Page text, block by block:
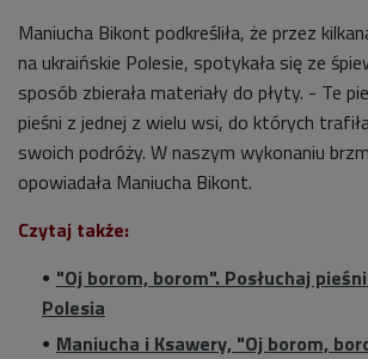
Maniucha Bikont podkreśliła, że przez
na ukraińskie Polesie, spotykała się ze
sposób zbierała materiały do płyty. - Te
pieśni z jednej z wielu wsi, do których
swoich podróży. W naszym wykonaniu
opowiadała Maniucha Bikont.
Czytaj także:
"Oj borom, borom". Posłuchaj
Polesia
Maniucha i Ksawery, "Oj borom,